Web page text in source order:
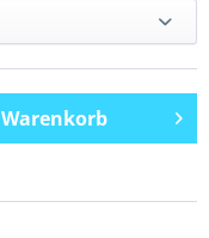
Warenkorb